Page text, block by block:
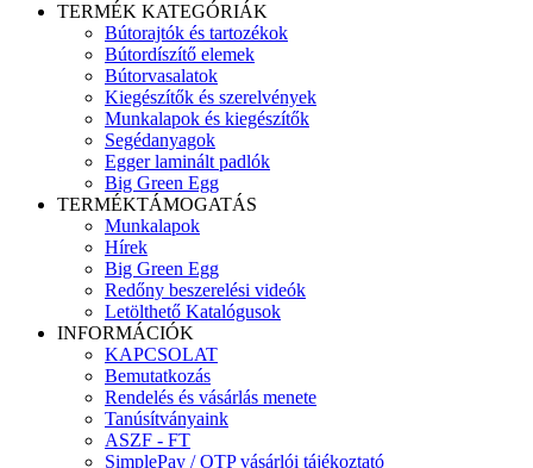
TERMÉK KATEGÓRIÁK
Bútorajtók és tartozékok
Bútordíszítő elemek
Bútorvasalatok
Kiegészítők és szerelvények
Munkalapok és kiegészítők
Segédanyagok
Egger laminált padlók
Big Green Egg
TERMÉKTÁMOGATÁS
Munkalapok
Hírek
Big Green Egg
Redőny beszerelési videók
Letölthető Katalógusok
INFORMÁCIÓK
KAPCSOLAT
Bemutatkozás
Rendelés és vásárlás menete
Tanúsítványaink
ASZF - FT
SimplePay / OTP vásárlói tájékoztató